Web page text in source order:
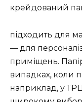
крейдований
підходить для
— для
приміщень.
випадках, коли
наприклад, у